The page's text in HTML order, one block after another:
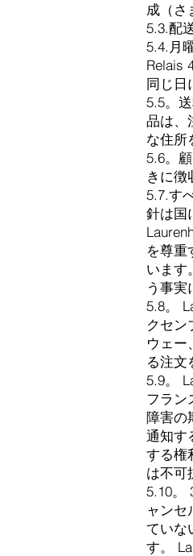
成（さ
5.3.配
5.4.月
Relais
同じ日
5.5。
品は、
な住所
5.6。
きに徴
5.7.す
針は国
を尊重
います
う事実
5.8。
クセン
ウェー
る注文
5.9。
フラン
障害の
通知す
する権
は不可
5.10。
ャンセ
ていな
す。